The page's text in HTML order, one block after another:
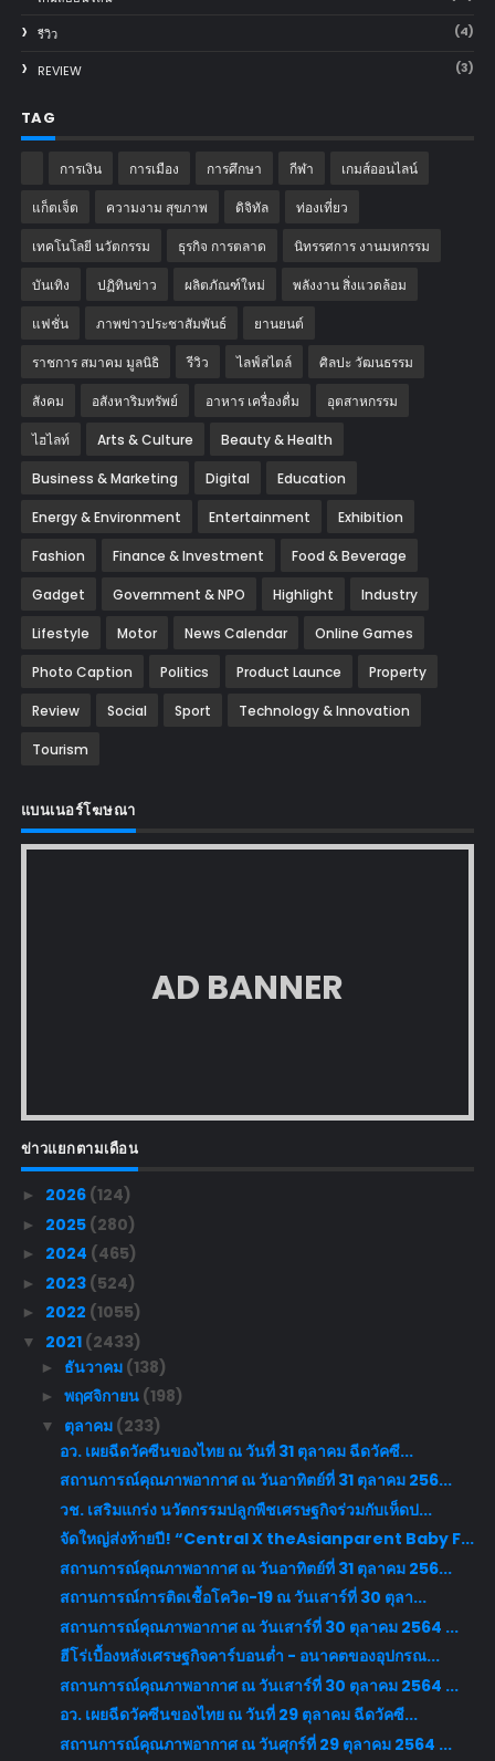
รีวิว (4)
REVIEW (3)
TAG
การเงิน การเมือง การศึกษา กีฬา เกมส์ออนไลน์
แก็ตเจ็ต ความงาม สุขภาพ ดิจิทัล ท่องเที่ยว
เทคโนโลยี นวัตกรรม ธุรกิจ การตลาด นิทรรศการ งานมหกรรม
บันเทิง ปฏิทินข่าว ผลิตภัณฑ์ใหม่ พลังงาน สิ่งแวดล้อม
แฟชั่น ภาพข่าวประชาสัมพันธ์ ‎ยานยนต์‎
ราชการ สมาคม มูลนิธิ รีวิว ไลฟ์สไตล์ ศิลปะ วัฒนธรรม
สังคม อสังหาริมทรัพย์ อาหาร เครื่องดื่ม อุตสาหกรรม
ไฮไลท์ Arts & Culture Beauty & Health
Business & Marketing Digital Education
Energy & Environment Entertainment Exhibition
Fashion Finance & Investment Food & Beverage
Gadget Government & NPO Highlight Industry
Lifestyle Motor News Calendar Online Games
Photo Caption Politics Product Launce Property
Review Social Sport Technology & Innovation
Tourism
แบนเนอร์โฆษณา
AD BANNER
ข่าวแยกตามเดือน
► 2026 (124)
► 2025 (280)
► 2024 (465)
► 2023 (524)
► 2022 (1055)
▼ 2021 (2433)
► ธันวาคม (138)
► พฤศจิกายน (198)
▼ ตุลาคม (233)
อว. เผยฉีดวัคซีนของไทย ณ วันที่ 31 ตุลาคม ฉีดวัคซี...
สถานการณ์คุณภาพอากาศ ณ วันอาทิตย์ที่ 31 ตุลาคม 256...
วช. เสริมแกร่ง นวัตกรรมปลูกพืชเศรษฐกิจร่วมกับเห็ดป...
จัดใหญ่ส่งท้ายปี! “Central X theAsianparent Baby F...
สถานการณ์คุณภาพอากาศ ณ วันอาทิตย์ที่ 31 ตุลาคม 256...
สถานการณ์การติดเชื้อโควิด-19 ณ วันเสาร์ที่ 30 ตุลา...
สถานการณ์คุณภาพอากาศ ณ วันเสาร์ที่ 30 ตุลาคม 2564 ...
ฮีโร่เบื้องหลังเศรษฐกิจคาร์บอนต่ำ - อนาคตของอุปกรณ...
สถานการณ์คุณภาพอากาศ ณ วันเสาร์ที่ 30 ตุลาคม 2564 ...
อว. เผยฉีดวัคซีนของไทย ณ วันที่ 29 ตุลาคม ฉีดวัคซี...
สถานการณ์คุณภาพอากาศ ณ วันศุกร์ที่ 29 ตุลาคม 2564 ...